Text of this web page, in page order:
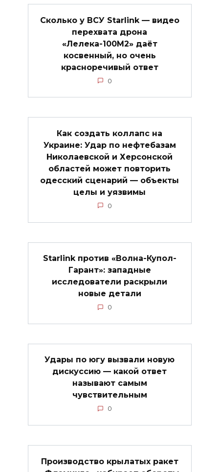
Сколько у ВСУ Starlink — видео
перехвата дрона
«Лелека-100М2» даёт
косвенный, но очень
красноречивый ответ
0
Как создать коллапс на
Украине: Удар по нефтебазам
Николаевской и Херсонской
областей может повторить
одесский сценарий — объекты
целы и уязвимы
0
Starlink против «Волна-Купол-
Гарант»: западные
исследователи раскрыли
новые детали
0
Удары по югу вызвали новую
дискуссию — какой ответ
называют самым
чувствительным
0
Производство крылатых ракет